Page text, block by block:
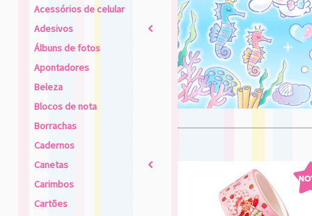
Acessórios de celular
Adesivos
2
Álbuns de fotos
Apontadores
Beleza
Blocos de nota
Borrachas
Cadernos
Canetas
2
Carimbos
Cartões